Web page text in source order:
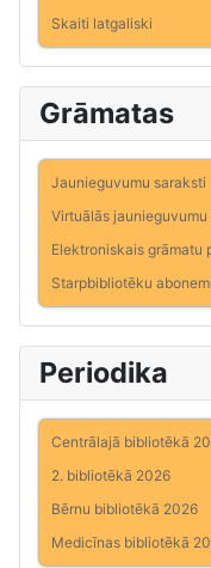
Skaiti latgaliski
Grāmatas
Jaunieguvumu saraksti
Virtuālās
Elektroniskais grāmatu
Starpbibliotēku
Periodika
Centrālajā bibliotēkā
2. bibliotēkā 2026
Bērnu bibliotēkā 2026
Medicīnas bibliotēkā